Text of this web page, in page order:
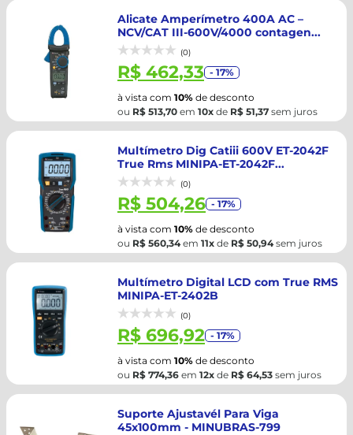
Alicate Amperímetro 400A AC –
NCV/CAT III-600V/4000 contagen...
(0)
R$ 462,33 - 17%
à vista com 10% de desconto
ou R$ 513,70 em 10x de R$ 51,37 sem juros
Multímetro Dig Catiii 600V ET-2042F
True Rms MINIPA-ET-2042F...
(0)
R$ 504,26 - 17%
à vista com 10% de desconto
ou R$ 560,34em 11x de R$ 50,94sem juros
Multímetro Digital LCD com True RMS
MINIPA-ET-2402B
(0)
R$ 696,92 - 17%
à vista com 10% de desconto
ou R$ 774,36 em 12x de R$ 64,53 sem juros
Suporte Ajustavél Para Viga
45x100mm - MINUBRAS-799